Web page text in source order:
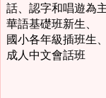
話、認字和唱遊為主
華語基礎班新生、
國小各年級插班生、
成人中文會話班